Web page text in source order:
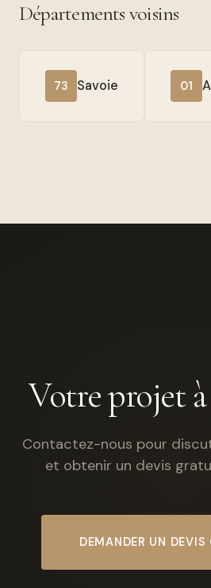
Départements voisins
73 Savoie 01
Votre projet
Contactez-nous pour
et obtenir un devis
DEMANDER UN DEVIS